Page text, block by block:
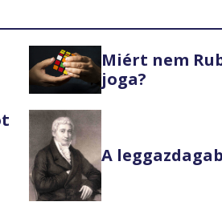
Miért nem
joga?
A